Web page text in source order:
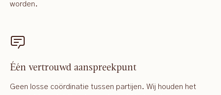
worden.
Één vertrouwd aanspreekpunt
Geen losse coördinatie tussen partijen. Wij houden het